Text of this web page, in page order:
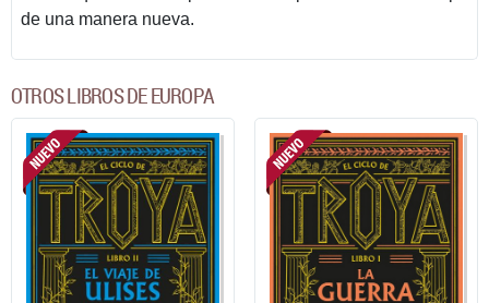
de una manera nueva.
OTROS LIBROS DE EUROPA